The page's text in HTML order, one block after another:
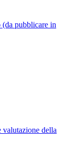
pubblicare in
valutazione della